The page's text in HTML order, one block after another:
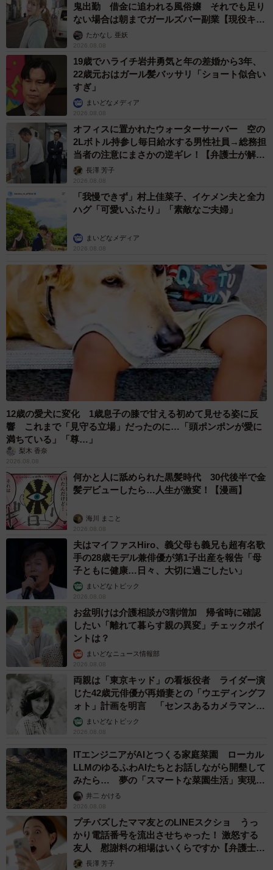
鬼出勤 借金に追われる風俗嬢 それでも足り
ない場合は朝までガールズバー副業【現役キャ
ストに取材】
たかなし 亜妖
2026.08.08
19歳でハライチ岩井勇気と年の差婚から3年、
22歳元おはガール髪バッサリ「ショート似合い
すぎ」
まいどなメディア
2026.08.08
オフィスに置かれたウォーターサーバー 空の
2Lボトル持参し毎日給水する男性社員→総務担
当者の注意にまさかの逆ギレ！【弁護士が解
説】長澤 芳子
2026.08.08
「我慢できず」村上佳菜子、イケメン夫と全力
ハグ「可愛いふたり」「素敵なご夫婦」
まいどなメディア
2026.08.08
12歳の愛犬に変化 1歳息子の膝で甘える初めて見せる姿に反
響 これまで「見守る立場」だったのに…「頭ポンポンが愛に
満ちている」「尊…」
梨木 香奈
2026.08.08
何かと人に舐められた黒髪時代 30代後半で金
髪デビューしたら…人生が激変！【漫画】
海川 まこと
2026.08.08
夫はマイファスHiro、義父母も義兄も超有名歌
手の28歳モデル兼俳優が第1子出産を報告「母
子ともに健康…日々、大切に過ごしたい」
まいどなトピック
2026.08.08
お盆明けは介護相談が3割増加 帰省時に確認
したい「離れて暮らす親の異変」チェックポイ
ントは？
まいどなニュース情報部
2026.08.08
両親は「東京キッド」の看板役者 ライダー演
じた42歳元俳優が再婚妻との「ウエディングフ
ォト」計画を明言 「センスあるカメラマン求
む」まいどなトピック
2026.08.08
ITエンジニアがAIとつくる家庭菜園 ローカル
LLMのゆるふわAIたちとお話しながら開墾して
みたら… 夢の「スマートな菜園生活」実現な
るか井二 かける
2026.08.08
プチバズしたママ友とのLINEスクショ うっ
かり電話番号を流出させちゃった！ 激怒する
友人 慰謝料の相場はいくらですか【弁護士が
解説】長澤 芳子